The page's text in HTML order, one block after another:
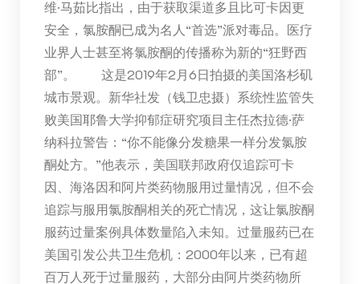
维·马茹比指出，由于获取渠道多且比可卡因更
安全，氯胺酮已成为名人“首选”派对毒品。医疗
业界人士甚至将氯胺酮的传播称为新的“狂野西
部”。 这是2019年2月6日拍摄的美国洛杉矶
城市景观。新华社发（钱卫忠摄）系统性监管失
败美国耶鲁大学抑郁症研究项目主任杰拉德·萨
纳科拉警告：“你不能像分发糖果一样分发氯胺
酮处方。”他表示，美国联邦政府仅追踪可卡
因、海洛因和阿片类药物服用过量情况，但不会
追踪与服用氯胺酮相关的死亡情况，这让氯胺酮
服药过量案例具体数量陷入未知。过量服药已在
美国引发公共卫生危机：2000年以来，已有超
百万人死于过量服药，大部分由阿片类药物所